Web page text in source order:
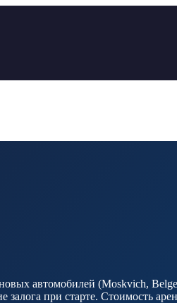
автомобилей (Moskvich,
при старте. Стоимость